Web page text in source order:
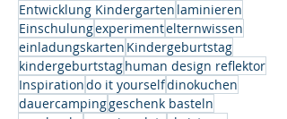
Entwicklung Kindergarten laminieren
Einschulungexperimentelternwissen
einladungskarten Kindergeburtstag
kindergeburtstaghuman design reflektor
Inspirationdo it yourselfdinokuchen
dauercampinggeschenk basteln